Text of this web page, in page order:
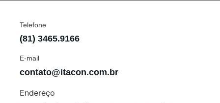
Telefone
(81) 3465.9166
E-mail
contato@itacon.com.br
Endereço